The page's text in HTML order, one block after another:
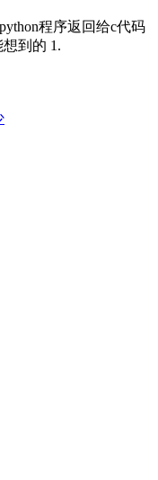
程序返回给c代码
到的 1.